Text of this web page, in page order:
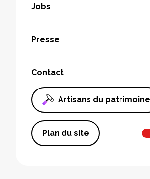
Jobs
Presse
Contact
Artisans du patrimoine
Plan du site